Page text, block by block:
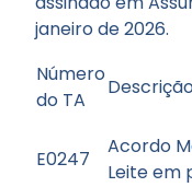
janeiro de 2026.
Número
do TA
E0247
Acordo
Leite em